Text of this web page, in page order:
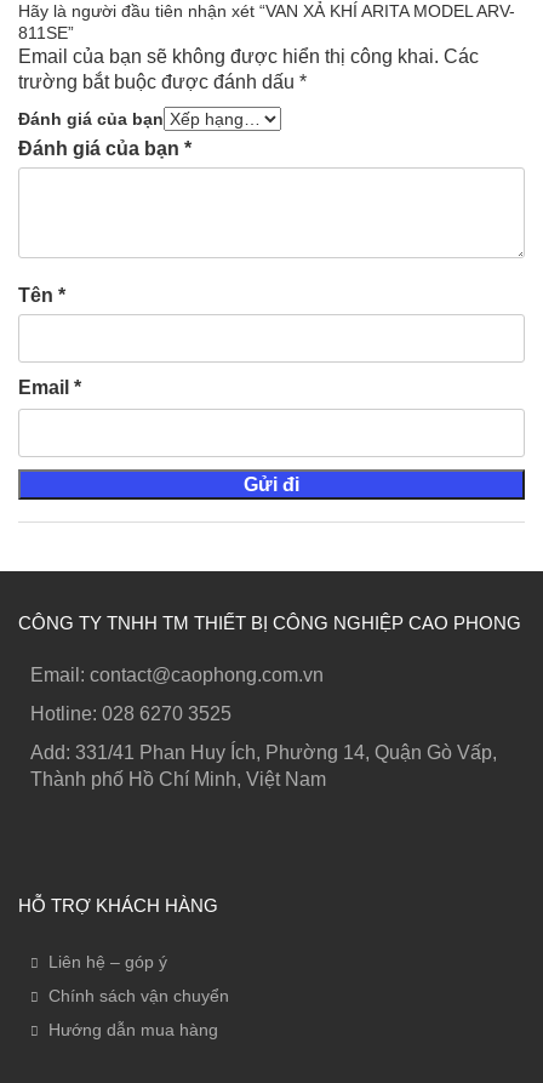
Hãy là người đầu tiên nhận xét “VAN XẢ KHÍ ARITA MODEL ARV-
811SE”
Email của bạn sẽ không được hiển thị công khai. Các
trường bắt buộc được đánh dấu *
Đánh giá của bạn
Đánh giá của bạn *
Tên *
Email *
CÔNG TY TNHH TM THIẾT BỊ CÔNG NGHIỆP CAO PHONG
Email: contact@caophong.com.vn
Hotline: ‭028 6270 3525
Add: 331/41 Phan Huy Ích, Phường 14, Quận Gò Vấp,
Thành phố Hồ Chí Minh, Việt Nam
HỖ TRỢ KHÁCH HÀNG
Liên hệ – góp ý
Chính sách vận chuyển
Hướng dẫn mua hàng